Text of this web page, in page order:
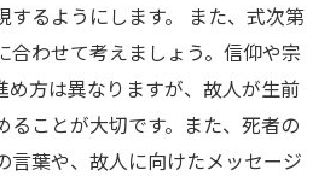
するようにします。 また、式次第
合わせて考えましょう。信仰や宗
め方は異なりますが、故人が生前
ることが大切です。また、死者の
言葉や、故人に向けたメッセージ